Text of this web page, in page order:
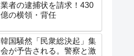
業者の逮捕状を請求！430
億の横領・背任
韓国騒然「民衆総決起」集
会が予告される。警察と激